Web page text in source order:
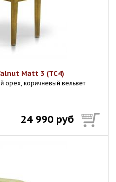
Matt 3 (TC4)
орех, коричневый вельвет
24 990 руб